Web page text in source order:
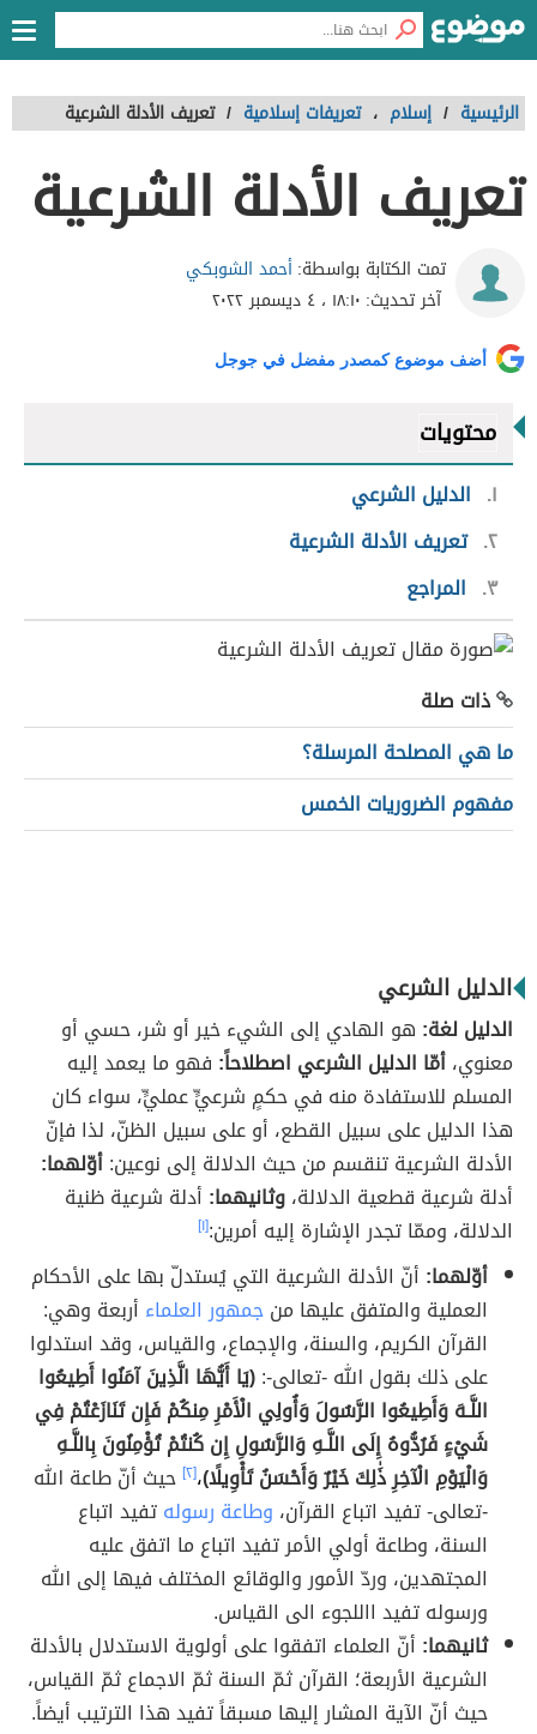
الرئيسية / إسلام ، تعريفات إسلامية / تعريف الأدلة الشرعية
تعريف الأدلة الشرعية
تمت الكتابة بواسطة:أحمد الشوبكي
آخر تحديث: ١٨:١٠ ، ٤ ديسمبر ٢٠٢٢
أضف موضوع كمصدر مفضل في جوجل
محتويات
١
الدليل الشرعي
٢ تعريف الأدلة الشرعية
٣
المراجع
ذات صلة
ما هي المصلحة المرسلة؟
مفهوم الضروريات الخمس
الدليل الشرعي
الدليل لغة: هو الهادي إلى الشيء خير أو شر، حسي أو
معنوي،أمّا الدليل الشرعي اصطلاحاً: فهو ما يعمد إليه
المسلم للاستفادة منه في حكمٍ شرعيٍّ عمليٍّ، سواء كان
هذا الدليل على سبيل القطع، أو على سبيل الظنّ، لذا فإنّ
الأدلة الشرعية تنقسم من حيث الدلالة إلى نوعين:أوّلهما:
أدلة شرعية قطعية الدلالة،وثانيهما: أدلة شرعية ظنية
الدلالة، وممّا تجدر الإشارة إليه أمرين:[١]
أوّلهما: أنّ الأدلة الشرعية التي يُستدلّ بها على الأحكام
العملية والمتفق عليها منجمهور العلماء أربعة وهي:
القرآن الكريم، والسنة، والإجماع، والقياس، وقد استدلوا
على ذلك بقول الله -تعالى-:(يَا أَيُّهَا الَّذِينَ آمَنُوا أَطِيعُوا
اللَّـهَ وَأَطِيعُوا الرَّسُولَ وَأُولِي الْأَمْرِ مِنكُمْ فَإِن تَنَازَعْتُمْ فِي
شَيْءٍ فَرُدُّوهُ إِلَى اللَّـهِ وَالرَّسُولِ إِن كُنتُمْ تُؤْمِنُونَ بِاللَّـهِ
وَالْيَوْمِ الْآخِرِ ذَٰلِكَ خَيْرٌ وَأَحْسَنُ تَأْوِيلًا)،[٢] حيث أنّ طاعة الله
-تعالى- تفيد اتباع القرآن، وطاعة رسولهتفيد اتباع
السنة، وطاعة أولي الأمر تفيد اتباع ما اتفق عليه
المجتهدين، وردّ الأمور والوقائع المختلف فيها إلى الله
ورسوله تفيد االلجوء الى القياس.
ثانيهما: أنّ العلماء اتفقوا على أولوية الاستدلال بالأدلة
الشرعية الأربعة؛ القرآن ثمّ السنة ثمّ الاجماع ثمّ القياس،
حيث أنّ الآية المشار إليها مسبقاً تفيد هذا الترتيب أيضاً.